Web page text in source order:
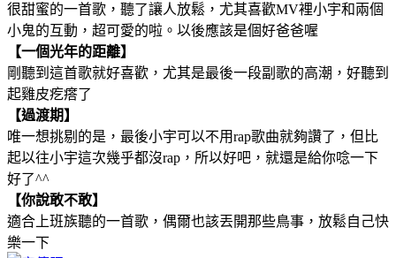
很甜蜜的一首歌，聽了讓人放鬆，尤其喜歡MV裡小宇和兩個
小鬼的互動，超可愛的啦。以後應該是個好爸爸喔
【一個光年的距離】
剛聽到這首歌就好喜歡，尤其是最後一段副歌的高潮，好聽到
起雞皮疙瘩了
【過渡期】
唯一想挑剔的是，最後小宇可以不用rap歌曲就夠讚了，但比
起以往小宇這次幾乎都沒rap，所以好吧，就還是給你唸一下
好了^^
【你說敢不敢】
適合上班族聽的一首歌，偶爾也該丟開那些鳥事，放鬆自己快
樂一下